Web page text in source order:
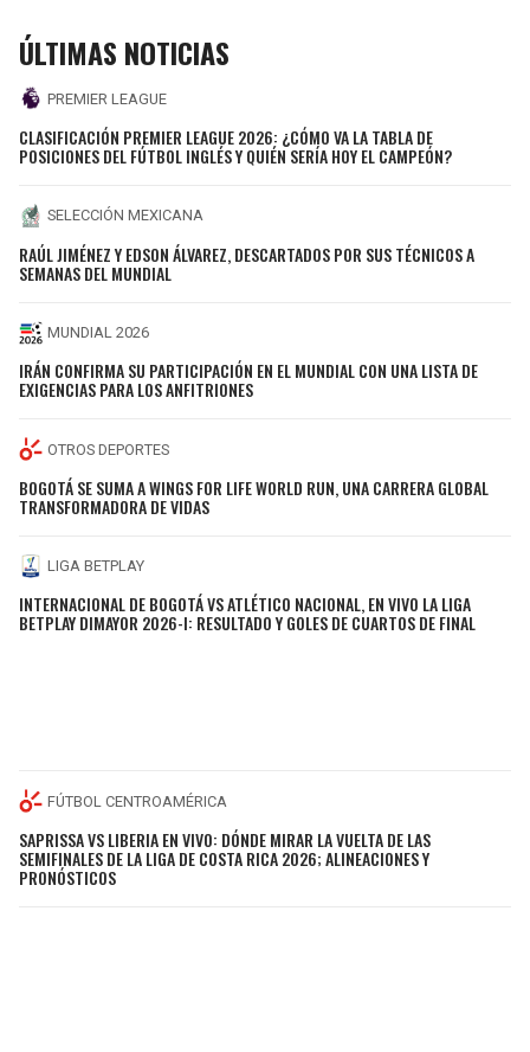
ÚLTIMAS NOTICIAS
PREMIER LEAGUE
CLASIFICACIÓN PREMIER LEAGUE 2026: ¿CÓMO VA LA TABLA DE
POSICIONES DEL FÚTBOL INGLÉS Y QUIÉN SERÍA HOY EL CAMPEÓN?
SELECCIÓN MEXICANA
RAÚL JIMÉNEZ Y EDSON ÁLVAREZ, DESCARTADOS POR SUS TÉCNICOS A
SEMANAS DEL MUNDIAL
MUNDIAL 2026
IRÁN CONFIRMA SU PARTICIPACIÓN EN EL MUNDIAL CON UNA LISTA DE
EXIGENCIAS PARA LOS ANFITRIONES
OTROS DEPORTES
BOGOTÁ SE SUMA A WINGS FOR LIFE WORLD RUN, UNA CARRERA GLOBAL
TRANSFORMADORA DE VIDAS
LIGA BETPLAY
INTERNACIONAL DE BOGOTÁ VS ATLÉTICO NACIONAL, EN VIVO LA LIGA
BETPLAY DIMAYOR 2026-I: RESULTADO Y GOLES DE CUARTOS DE FINAL
FÚTBOL CENTROAMÉRICA
SAPRISSA VS LIBERIA EN VIVO: DÓNDE MIRAR LA VUELTA DE LAS
SEMIFINALES DE LA LIGA DE COSTA RICA 2026; ALINEACIONES Y
PRONÓSTICOS